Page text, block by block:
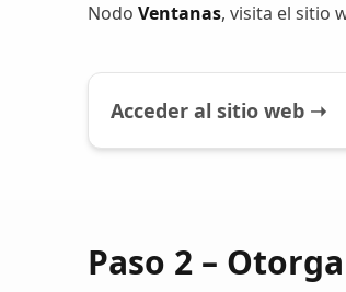
Nodo Ventanas, visita el sitio
Acceder al sitio web ➝
Paso 2 –